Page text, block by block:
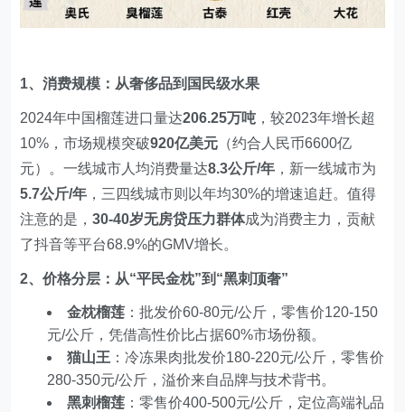
1、消费规模：从奢侈品到国民级水果
2024年中国榴莲进口量达206.25万吨 ，较2023年增长超
10%，市场规模突破920亿美元 （约合人民币6600亿
元）。一线城市人均消费量达8.3公斤/年 ，新一线城市为
5.7公斤/年 ，三四线城市则以年均30%的增速追赶。值得
注意的是，30-40岁无房贷压力群体成为消费主力，贡献
了抖音等平台68.9%的GMV增长。
2、价格分层：从“平民金枕”到“黑刺顶奢”
金枕榴莲 ：批发价60-80元/公斤，零售价120-150
元/公斤，凭借高性价比占据60%市场份额。
猫山王 ：冷冻果肉批发价180-220元/公斤，零售价
280-350元/公斤，溢价来自品牌与技术背书。
黑刺榴莲 ：零售价400-500元/公斤，定位高端礼品